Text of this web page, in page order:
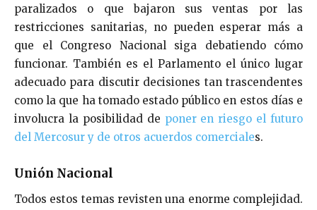
paralizados o que bajaron sus ventas por las
restricciones sanitarias, no pueden esperar más a
que el Congreso Nacional siga debatiendo cómo
funcionar. También es el Parlamento el único lugar
adecuado para discutir decisiones tan trascendentes
como la que ha tomado estado público en estos días e
involucra la posibilidad de poner en riesgo el futuro
del Mercosur y de otros acuerdos comerciales.
Unión Nacional
Todos estos temas revisten una enorme complejidad.